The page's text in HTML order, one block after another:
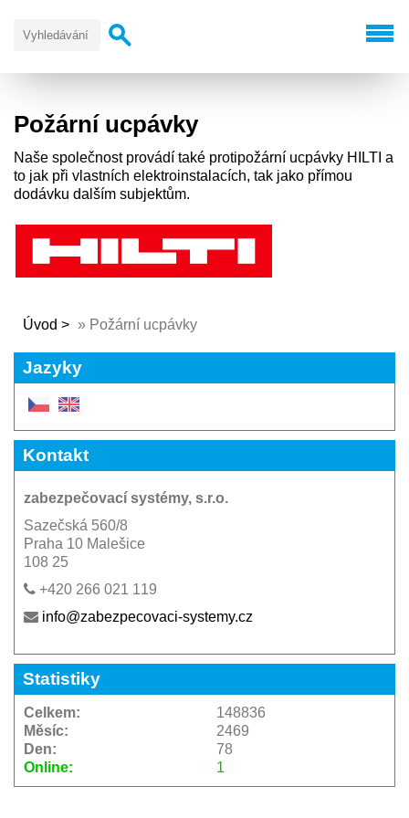
Požární ucpávky
Naše společnost provádí také protipožární ucpávky HILTI a
to jak při vlastních elektroinstalacích, tak jako přímou
dodávku dalším subjektům.
Úvod » Požární ucpávky
Jazyky
Kontakt
zabezpečovací systémy, s.r.o.
Sazečská 560/8
Praha 10 Malešice
108 25
+420 266 021 119
info@zabezpecovaci-systemy.cz
Statistiky
Online: 1
Celkem:
148836
Měsíc:
2469
Den:
78